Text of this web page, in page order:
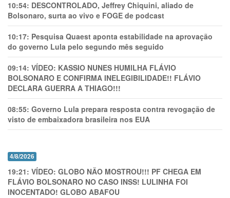
10:54: DESCONTROLADO, Jeffrey Chiquini, aliado de
Bolsonaro, surta ao vivo e FOGE de podcast
10:17: Pesquisa Quaest aponta estabilidade na aprovação
do governo Lula pelo segundo mês seguido
09:14: VÍDEO: KASSIO NUNES HUMlLHA FLÁVIO
BOLSONARO E CONFIRMA INELEGIBILIDADE!! FLÁVIO
DECLARA GUERRA A THIAGO!!!
08:55: Governo Lula prepara resposta contra revogação de
visto de embaixadora brasileira nos EUA
4/8/2026
19:21: VÍDEO: GLOBO NÃO MOSTROU!!! PF CHEGA EM
FLÁVIO BOLSONARO NO CASO INSS! LULINHA FOI
INOCENTADO! GLOBO ABAFOU